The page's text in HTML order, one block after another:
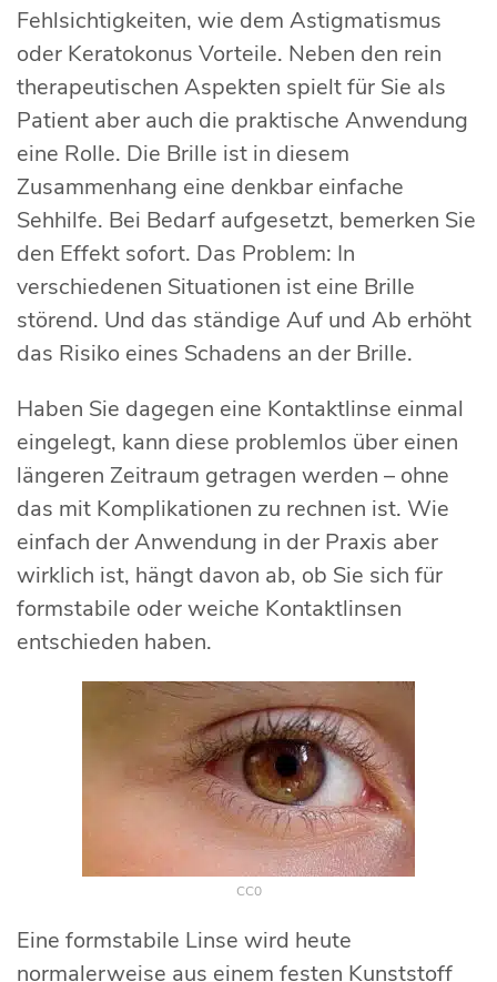
Fehlsichtigkeiten, wie dem Astigmatismus
oder Keratokonus Vorteile. Neben den rein
therapeutischen Aspekten spielt für Sie als
Patient aber auch die praktische Anwendung
eine Rolle. Die Brille ist in diesem
Zusammenhang eine denkbar einfache
Sehhilfe. Bei Bedarf aufgesetzt, bemerken Sie
den Effekt sofort. Das Problem: In
verschiedenen Situationen ist eine Brille
störend. Und das ständige Auf und Ab erhöht
das Risiko eines Schadens an der Brille.
Haben Sie dagegen eine Kontaktlinse einmal
eingelegt, kann diese problemlos über einen
längeren Zeitraum getragen werden – ohne
das mit Komplikationen zu rechnen ist. Wie
einfach der Anwendung in der Praxis aber
wirklich ist, hängt davon ab, ob Sie sich für
formstabile oder weiche Kontaktlinsen
entschieden haben.
CC0
Eine formstabile Linse wird heute
normalerweise aus einem festen Kunststoff